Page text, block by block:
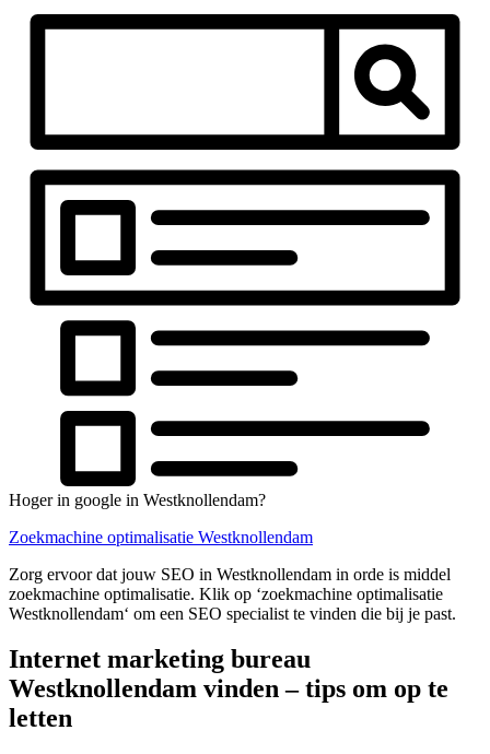
Hoger in google in Westknollendam?
Zoekmachine optimalisatie Westknollendam
Zorg ervoor dat jouw SEO in Westknollendam in orde is middel
zoekmachine optimalisatie. Klik op ‘zoekmachine optimalisatie
Westknollendam‘ om een SEO specialist te vinden die bij je past.
Internet marketing bureau
Westknollendam vinden – tips om op te
letten